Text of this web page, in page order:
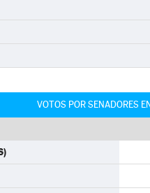
VOTOS POR SENADORES